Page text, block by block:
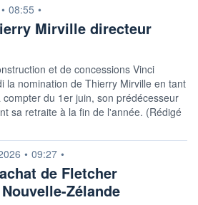
• 08:55 •
Mirville directeur
et de concessions Vinci
la nomination de Thierry Mirville en tant
du 1er juin, son prédécesseur
sa retraite à la fin de l'année. (Rédigé
• 09:27 •
de Fletcher
Zélande